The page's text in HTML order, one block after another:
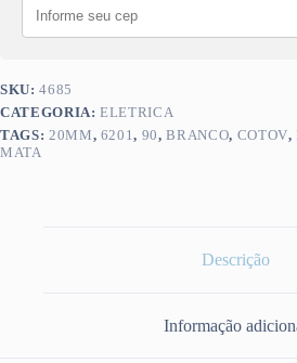
SKU:4685
CATEGORIA:ELETRICA
TAGS: 20MM, 6201, 90,BRANCO, COTOV,
MATA
Descrição
Informação